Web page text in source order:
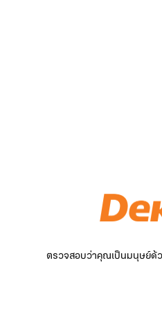
ตรวจสอบว่าคุณเป็นมนุษย์ด้ว